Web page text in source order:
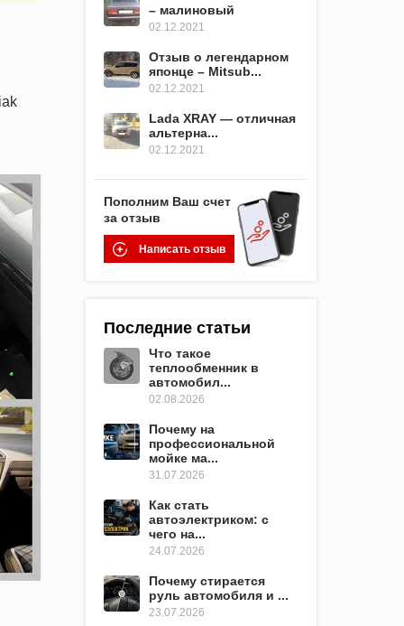
– малиновый
02.12.2021
Отзыв о легендарном
японце – Mitsub...
02.12.2021
Lada XRAY — отличная
альтерна...
02.12.2021
Пополним Ваш счет
за отзыв
Написать отзыв
Последние статьи
Что такое
теплообменник в
автомобил...
02.08.2026
Почему на
профессиональной
мойке ма...
31.07.2026
Как стать
автоэлектриком: с
чего на...
24.07.2026
Почему стирается
руль автомобиля и ...
23.07.2026